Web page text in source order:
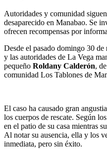
Autoridades y comunidad
desaparecido en Manabao. Se
ofrecen recompensas por
Desde el pasado domingo 30 de
y las autoridades de La Vega
pequeño Roldany Calderón,
comunidad Los Tablones de
El caso ha causado gran
los cuerpos de rescate. Según
en el patio de su casa mientras
Al notar su ausencia, ella y los
inmediata, pero sin éxito.